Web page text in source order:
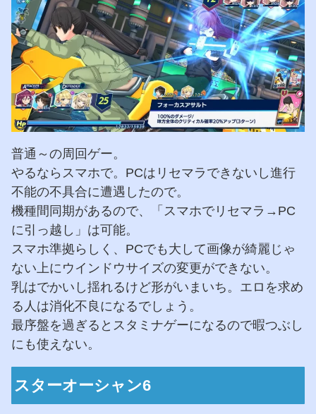
普通～の周回ゲー。
やるならスマホで。PCはリセマラできないし進行
不能の不具合に遭遇したので。
機種間同期があるので、「スマホでリセマラ→PC
に引っ越し」は可能。
スマホ準拠らしく、PCでも大して画像が綺麗じゃ
ない上にウインドウサイズの変更ができない。
乳はでかいし揺れるけど形がいまいち。エロを求め
る人は消化不良になるでしょう。
最序盤を過ぎるとスタミナゲーになるので暇つぶし
にも使えない。
スターオーシャン6